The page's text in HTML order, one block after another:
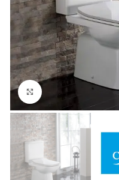
Προβολή